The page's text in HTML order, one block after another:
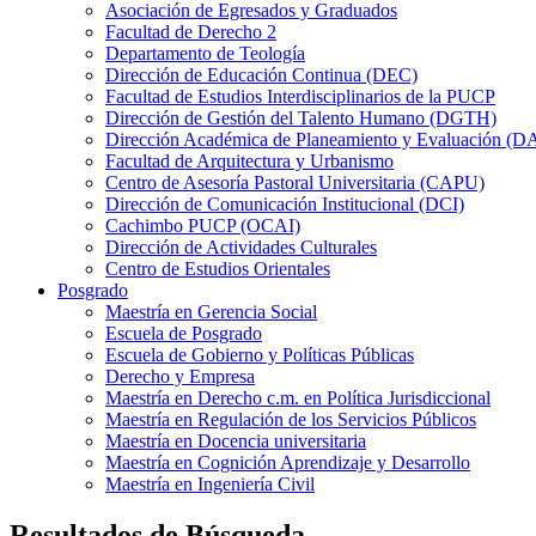
Asociación de Egresados y Graduados
Facultad de Derecho 2
Departamento de Teología
Dirección de Educación Continua (DEC)
Facultad de Estudios Interdisciplinarios de la PUCP
Dirección de Gestión del Talento Humano (DGTH)
Dirección Académica de Planeamiento y Evaluación
Facultad de Arquitectura y Urbanismo
Centro de Asesoría Pastoral Universitaria (CAPU)
Dirección de Comunicación Institucional (DCI)
Cachimbo PUCP (OCAI)
Dirección de Actividades Culturales
Centro de Estudios Orientales
Posgrado
Maestría en Gerencia Social
Escuela de Posgrado
Escuela de Gobierno y Políticas Públicas
Derecho y Empresa
Maestría en Derecho c.m. en Política Jurisdiccional
Maestría en Regulación de los Servicios Públicos
Maestría en Docencia universitaria
Maestría en Cognición Aprendizaje y Desarrollo
Maestría en Ingeniería Civil